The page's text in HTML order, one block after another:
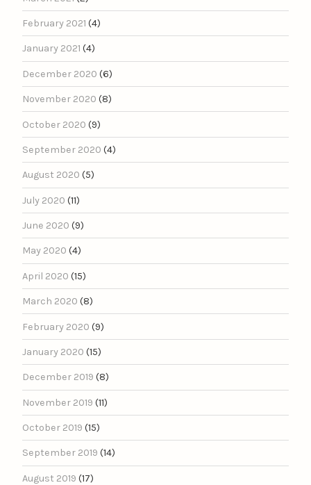
February 2021 (4)
January 2021 (4)
December 2020 (6)
November 2020 (8)
October 2020 (9)
September 2020 (4)
August 2020 (5)
July 2020 (11)
June 2020 (9)
May 2020 (4)
April 2020 (15)
March 2020 (8)
February 2020 (9)
January 2020 (15)
December 2019 (8)
November 2019 (11)
October 2019 (15)
September 2019 (14)
August 2019 (17)